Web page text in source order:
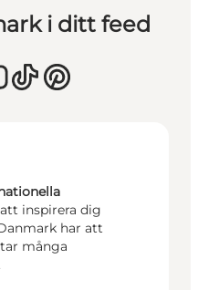
i ditt feed
inspirera dig
har att
många